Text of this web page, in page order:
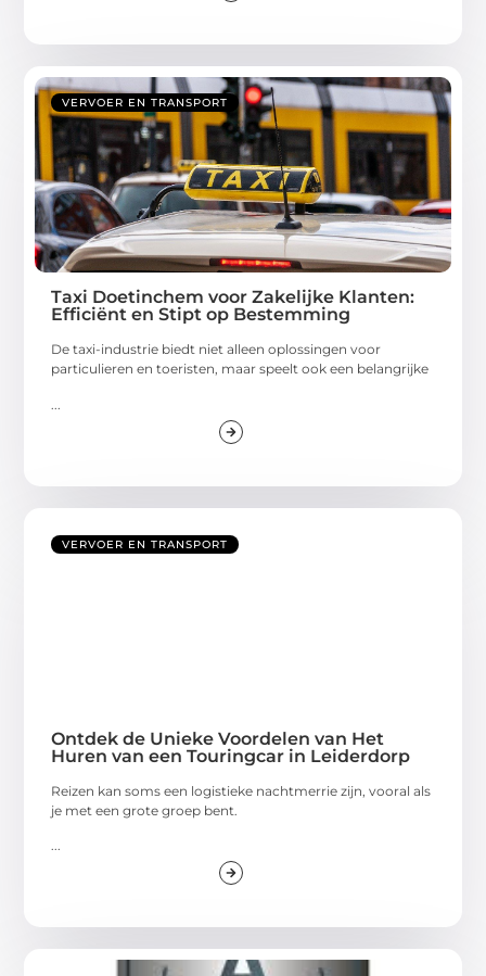
VERVOER EN TRANSPORT
Taxi Doetinchem voor Zakelijke Klanten:
Efficiënt en Stipt op Bestemming
De taxi-industrie biedt niet alleen oplossingen voor
particulieren en toeristen, maar speelt ook een belangrijke
VERVOER EN TRANSPORT
Ontdek de Unieke Voordelen van Het
Huren van een Touringcar in Leiderdorp
Reizen kan soms een logistieke nachtmerrie zijn, vooral als
je met een grote groep bent.
...